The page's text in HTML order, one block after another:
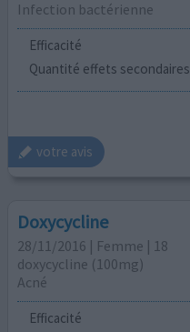
Infection bactérienne
Efficacité
Quantité effets secondaires
votre avis
Doxycycline
28/11/2016 | Femme | 18
doxycycline (100mg)
Acné
Efficacité